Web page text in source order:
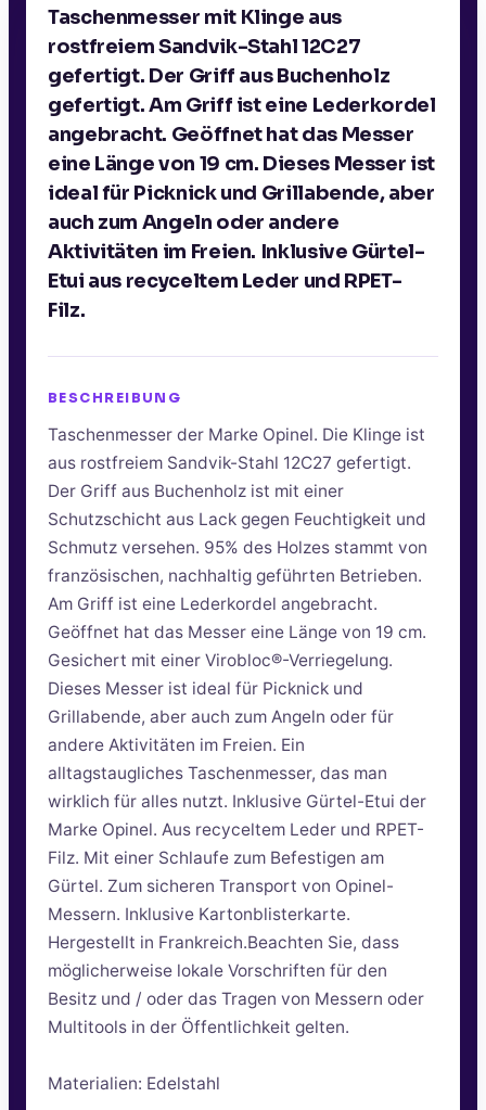
Taschenmesser mit Klinge aus
rostfreiem Sandvik-Stahl 12C27
gefertigt. Der Griff aus Buchenholz
gefertigt. Am Griff ist eine Lederkordel
angebracht. Geöffnet hat das Messer
eine Länge von 19 cm. Dieses Messer ist
ideal für Picknick und Grillabende, aber
auch zum Angeln oder andere
Aktivitäten im Freien. Inklusive Gürtel-
Etui aus recyceltem Leder und RPET-
Filz.
BESCHREIBUNG
Taschenmesser der Marke Opinel. Die Klinge ist
aus rostfreiem Sandvik-Stahl 12C27 gefertigt.
Der Griff aus Buchenholz ist mit einer
Schutzschicht aus Lack gegen Feuchtigkeit und
Schmutz versehen. 95% des Holzes stammt von
französischen, nachhaltig geführten Betrieben.
Am Griff ist eine Lederkordel angebracht.
Geöffnet hat das Messer eine Länge von 19 cm.
Gesichert mit einer Virobloc®-Verriegelung.
Dieses Messer ist ideal für Picknick und
Grillabende, aber auch zum Angeln oder für
andere Aktivitäten im Freien. Ein
alltagstaugliches Taschenmesser, das man
wirklich für alles nutzt. Inklusive Gürtel-Etui der
Marke Opinel. Aus recyceltem Leder und RPET-
Filz. Mit einer Schlaufe zum Befestigen am
Gürtel. Zum sicheren Transport von Opinel-
Messern. Inklusive Kartonblisterkarte.
Hergestellt in Frankreich.Beachten Sie, dass
möglicherweise lokale Vorschriften für den
Besitz und / oder das Tragen von Messern oder
Multitools in der Öffentlichkeit gelten.
Materialien: Edelstahl